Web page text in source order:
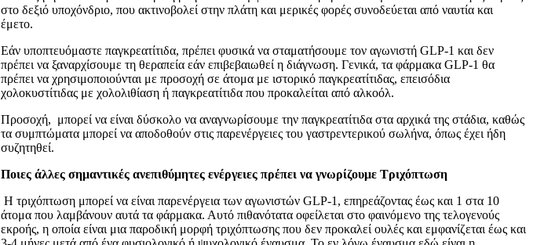
στο δεξιό υποχόνδριο, που ακτινοβολεί στην πλάτη και μερικές φορές συνοδεύεται από ναυτία και
έμετο.
Εάν υποπτευόμαστε παγκρεατίτιδα, πρέπει φυσικά να σταματήσουμε τον αγωνιστή GLP-1 και δεν
πρέπει να ξαναρχίσουμε τη θεραπεία εάν επιβεβαιωθεί η διάγνωση. Γενικά, τα φάρμακα GLP-1 θα
πρέπει να χρησιμοποιούνται με προσοχή σε άτομα με ιστορικό παγκρεατίτιδας, επεισόδια
χολοκυστίτιδας με χολολιθίαση ή παγκρεατίτιδα που προκαλείται από αλκοόλ.
Προσοχή, μπορεί να είναι δύσκολο να αναγνωρίσουμε την παγκρεατίτιδα στα αρχικά της στάδια, καθώς
τα συμπτώματα μπορεί να αποδοθούν στις παρενέργειες του γαστρεντερικού σωλήνα, όπως έχει ήδη
συζητηθεί.
Ποιες άλλες σημαντικές ανεπιθύμητες ενέργειες πρέπει να γνωρίζουμε Τριχόπτωση
Η τριχόπτωση μπορεί να είναι παρενέργεια των αγωνιστών GLP-1, επηρεάζοντας έως και 1 στα 10
άτομα που λαμβάνουν αυτά τα φάρμακα. Αυτό πιθανότατα οφείλεται στο φαινόμενο της τελογενούς
εκροής, η οποία είναι μια παροδική μορφή τριχόπτωσης που δεν προκαλεί ουλές και εμφανίζεται έως και